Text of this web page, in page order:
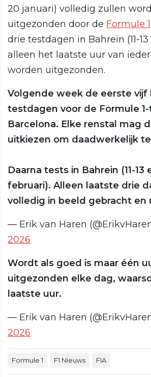
20 januari) volledig zullen
uitgezonden door de Formule 1
drie testdagen in Bahrein (11-
alleen het laatste uur van
worden uitgezonden.
Volgende week de eerste vijf
testdagen voor de Formule
Barcelona. Elke renstal mag
uitkiezen om daadwerkelijk
Daarna tests in Bahrein (11-13
februari). Alleen laatste drie
volledig in beeld gebracht en
— Erik van Haren
2026
Wordt als goed is maar één
uitgezonden elke dag,
laatste uur.
— Erik van Haren
2026
Formule 1 F1 Nieuws FIA